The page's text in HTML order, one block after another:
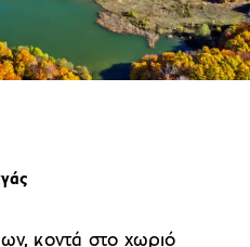
κοντά στο χωριό